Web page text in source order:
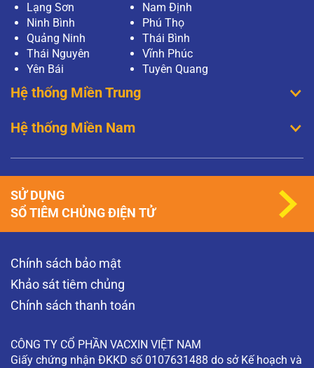
Lạng Sơn
Nam Định
Ninh Bình
Phú Thọ
Quảng Ninh
Thái Bình
Thái Nguyên
Vĩnh Phúc
Yên Bái
Tuyên Quang
Hệ thống Miền Trung
Hệ thống Miền Nam
Chính sách bảo mật
Khảo sát tiêm chủng
Chính sách thanh toán
CÔNG TY CỔ PHẦN VACXIN VIỆT NAM
Giấy chứng nhận ĐKKD số 0107631488 do sở Kế hoạch và
SỬ DỤNG
SỔ TIÊM CHỦNG ĐIỆN TỬ